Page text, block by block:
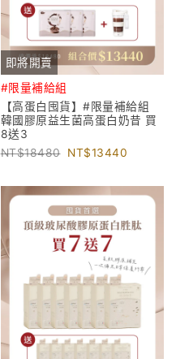
即將開賣
#限量補給組
【高蛋白囤貨】#限量補給組
韓國膠原益生菌高蛋白奶昔 買
8送3
18480
13440